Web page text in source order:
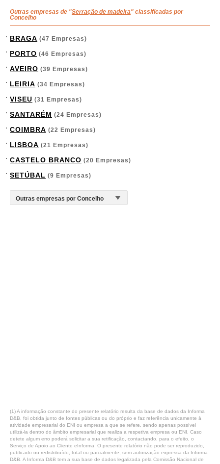
Outras empresas de "Serração de madeira" classificadas por
Concelho
BRAGA (47 Empresas)
PORTO (46 Empresas)
AVEIRO (39 Empresas)
LEIRIA (34 Empresas)
VISEU (31 Empresas)
SANTARÉM (24 Empresas)
COIMBRA (22 Empresas)
LISBOA (21 Empresas)
CASTELO BRANCO (20 Empresas)
SETÚBAL (9 Empresas)
(1) A informação constante do presente relatório resulta da base de dados da Informa
D&B, foi obtida junto de fontes públicas ou do próprio e faz referência unicamente à
atividade empresarial do ENI ou empresa a que se refere, sendo apenas possível
utilizá-la dentro do âmbito empresarial que realiza a respetiva empresa ou ENI. Caso
detete algum erro poderá solicitar a sua retificação, contactando, para o efeito, o
Serviço de Apoio ao Cliente eInforma. O presente relatório não pode ser reproduzido,
publicado ou redistribuído, total ou parcialmente, sem autorização expressa da Informa
D&B. A Informa D&B tem a sua base de dados legalizada pela Comissão Nacional de